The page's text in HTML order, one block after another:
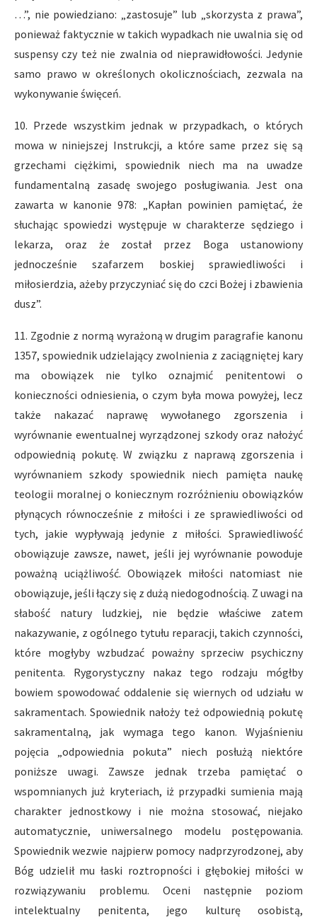
…”, nie powiedziano: „zastosuje” lub „skorzysta z prawa”,
ponieważ faktycznie w takich wypadkach nie uwalnia się od
suspensy czy też nie zwalnia od nieprawidłowości. Jedynie
samo prawo w określonych okolicznościach, zezwala na
wykonywanie święceń.
10. Przede wszystkim jednak w przypadkach, o których
mowa w niniejszej Instrukcji, a które same przez się są
grzechami ciężkimi, spowiednik niech ma na uwadze
fundamentalną zasadę swojego posługiwania. Jest ona
zawarta w kanonie 978: „Kapłan powinien pamiętać, że
słuchając spowiedzi występuje w charakterze sędziego i
lekarza, oraz że został przez Boga ustanowiony
jednocześnie szafarzem boskiej sprawiedliwości i
miłosierdzia, ażeby przyczyniać się do czci Bożej i zbawienia
dusz”.
11. Zgodnie z normą wyrażoną w drugim paragrafie kanonu
1357, spowiednik udzielający zwolnienia z zaciągniętej kary
ma obowiązek nie tylko oznajmić penitentowi o
konieczności odniesienia, o czym była mowa powyżej, lecz
także nakazać naprawę wywołanego zgorszenia i
wyrównanie ewentualnej wyrządzonej szkody oraz nałożyć
odpowiednią pokutę. W związku z naprawą zgorszenia i
wyrównaniem szkody spowiednik niech pamięta naukę
teologii moralnej o koniecznym rozróżnieniu obowiązków
płynących równocześnie z miłości i ze sprawiedliwości od
tych, jakie wypływają jedynie z miłości. Sprawiedliwość
obowiązuje zawsze, nawet, jeśli jej wyrównanie powoduje
poważną uciążliwość. Obowiązek miłości natomiast nie
obowiązuje, jeśli łączy się z dużą niedogodnością. Z uwagi na
słabość natury ludzkiej, nie będzie właściwe zatem
nakazywanie, z ogólnego tytułu reparacji, takich czynności,
które mogłyby wzbudzać poważny sprzeciw psychiczny
penitenta. Rygorystyczny nakaz tego rodzaju mógłby
bowiem spowodować oddalenie się wiernych od udziału w
sakramentach. Spowiednik nałoży też odpowiednią pokutę
sakramentalną, jak wymaga tego kanon. Wyjaśnieniu
pojęcia „odpowiednia pokuta” niech posłużą niektóre
poniższe uwagi. Zawsze jednak trzeba pamiętać o
wspomnianych już kryteriach, iż przypadki sumienia mają
charakter jednostkowy i nie można stosować, niejako
automatycznie, uniwersalnego modelu postępowania.
Spowiednik wezwie najpierw pomocy nadprzyrodzonej, aby
Bóg udzielił mu łaski roztropności i głębokiej miłości w
rozwiązywaniu problemu. Oceni następnie poziom
intelektualny penitenta, jego kulturę osobistą,